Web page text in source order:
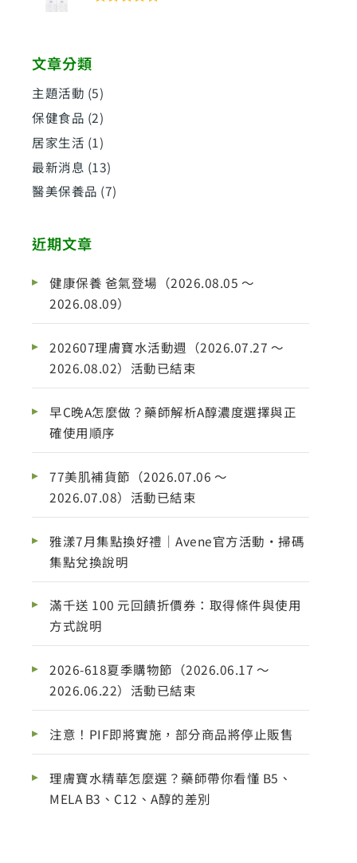
文章分類
主題活動 (5)
保健食品 (2)
居家生活 (1)
最新消息 (13)
醫美保養品 (7)
近期文章
健康保養 爸氣登場（2026.08.05 ～
2026.08.09）
202607理膚寶水活動週（2026.07.27 ～
2026.08.02）活動已結束
早C晚A怎麼做？藥師解析A醇濃度選擇與正
確使用順序
77美肌補貨節（2026.07.06 ～
2026.07.08）活動已結束
雅漾7月集點換好禮｜Avene官方活動・掃碼
集點兌換說明
滿千送 100 元回饋折價券：取得條件與使用
方式說明
2026-618夏季購物節（2026.06.17 ～
2026.06.22）活動已結束
注意！PIF即將實施，部分商品將停止販售
理膚寶水精華怎麼選？藥師帶你看懂 B5、
MELA B3、C12、A醇的差別